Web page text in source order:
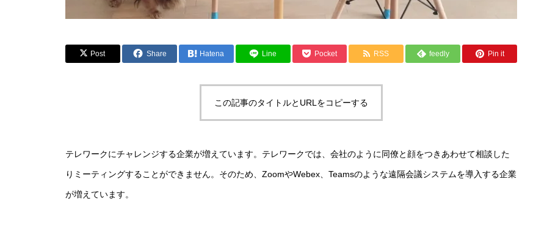
Post Share Hatena Line Pocket RSS feedly Pin it
この記事のタイトルとURLをコピーする
テレワークにチャレンジする企業が増えています。テレワークでは、会社のように同僚と顔をつきあわせて相談した
りミーティングすることができません。そのため、ZoomやWebex、Teamsのような遠隔会議システムを導入する企業
が増えています。